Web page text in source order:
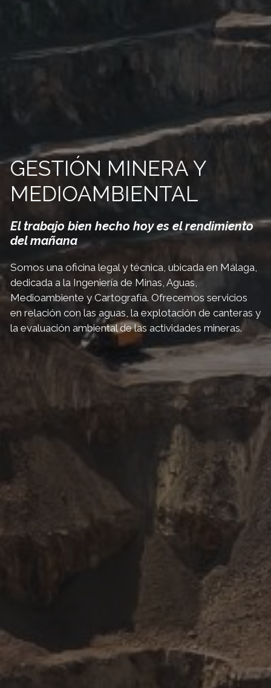
GESTIÓN MINERA Y
MEDIOAMBIENTAL
El trabajo bien hecho hoy es el rendimiento
del mañana
Somos una oficina legal y técnica, ubicada en Málaga,
dedicada a la Ingeniería de Minas, Aguas,
Medioambiente y Cartografía. Ofrecemos servicios
en relación con las aguas, la explotación de canteras y
la evaluación ambiental de las actividades mineras.